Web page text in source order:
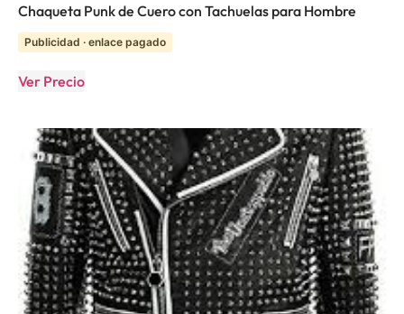
Chaqueta Punk de Cuero con Tachuelas para Hombre
Publicidad · enlace pagado
Ver Precio